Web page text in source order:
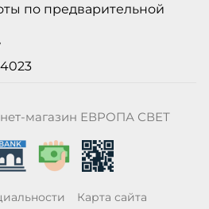
по предварительной
магазин ЕВРОПА СВЕТ
Карта сайта